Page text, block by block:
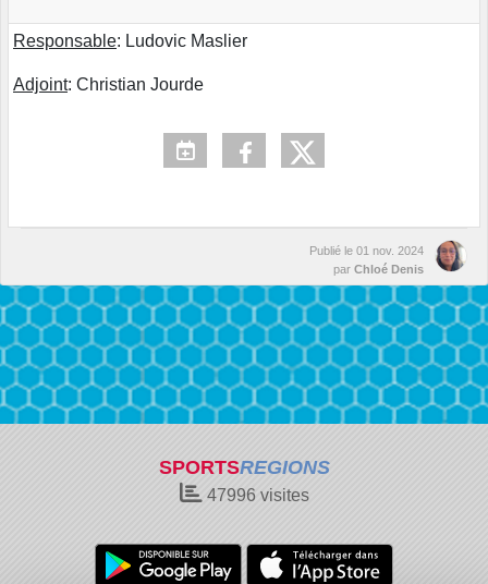
Responsable: Ludovic Maslier
Adjoint: Christian Jourde
Publié le 01 nov. 2024
par Chloé Denis
SPORTSREGIONS
47996visites